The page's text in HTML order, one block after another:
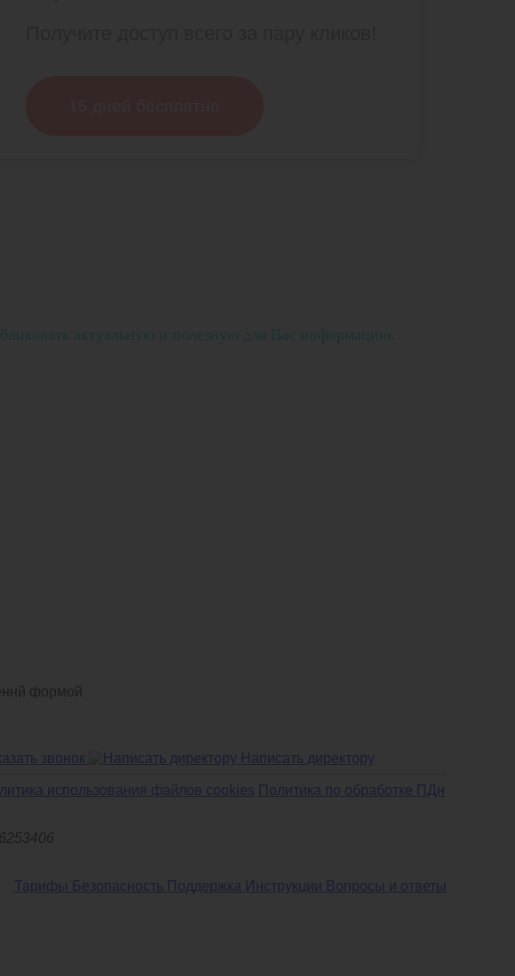
актуальную и полезную для Вас информацию.
формой
звонок Написать директору
использования файлов cookies Политика по обработке ПДн
Тарифы Безопасность Поддержка Инструкции Вопросы и ответы